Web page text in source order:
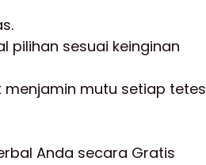
pilihan sesuai keinginan
menjamin mutu setiap tetes
Anda secara Gratis